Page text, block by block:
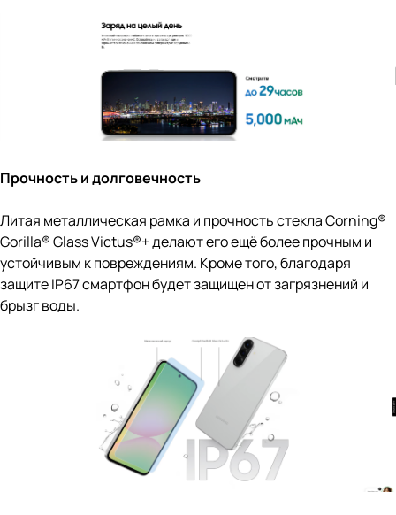
Прочность и долговечность
Литая металлическая рамка и прочность стекла Corning®
Gorilla® Glass Victus®+ делают его ещё более прочным и
устойчивым к повреждениям. Кроме того, благодаря
защите IP67 смартфон будет защищен от загрязнений и
брызг воды.